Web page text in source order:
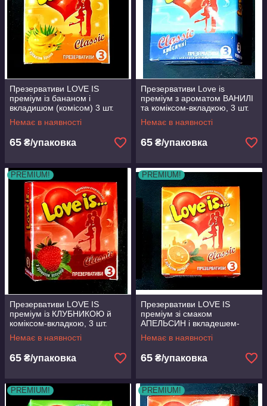
Презервативи LOVE IS
преміум із бананом і
вкладишом (комісом) 3 шт.
Великобританія
Немає в наявності
65 ₴/упаковка
Презервативи Love is
преміум з ароматом ВАНИЛІ
та коміксом-вкладкою, 3 шт.
Немає в наявності
65 ₴/упаковка
PREMIUM!
Презервативи LOVE IS
преміум із КЛУБНИКОЮ й
коміксом-вкладкою, 3 шт.
Великобританії.
Немає в наявності
65 ₴/упаковка
PREMIUM!
Презервативи LOVE IS
преміум зі смаком
АПЕЛЬСИН і вкладешем-
коміксом. Великобританія
Немає в наявності
65 ₴/упаковка
PREMIUM! PREMIUM!